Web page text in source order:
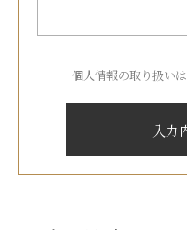
個人情報の取り扱いは